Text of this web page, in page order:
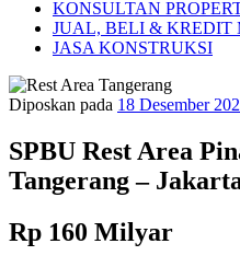
KONSULTAN
JUAL, BELI & KREDIT
JASA KONSTRUKSI
Diposkan pada 18 Desember
SPBU Rest Area
Tangerang –
Rp 160 Milyar